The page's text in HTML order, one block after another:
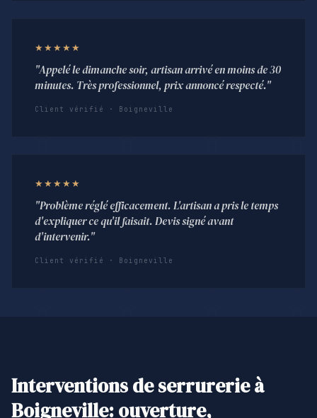
★★★★★
"Appelé le dimanche soir, artisan arrivé en moins de 30
minutes. Très professionnel, prix annoncé respecté."
Client vérifié · Boigneville
★★★★★
"Problème réglé efficacement. L'artisan a pris le temps
d'expliquer ce qu'il faisait. Devis signé avant
d'intervenir."
Client vérifié · Boigneville
Interventions de serrurerie à
Boigneville: ouverture,